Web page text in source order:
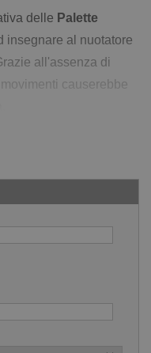
delle Palette
insegnare al nuotatore
all'assenza di
causerebbe
la versione
scoprire perché puoi
e ricorda all'atleta di
quattro gli stili, è taglia